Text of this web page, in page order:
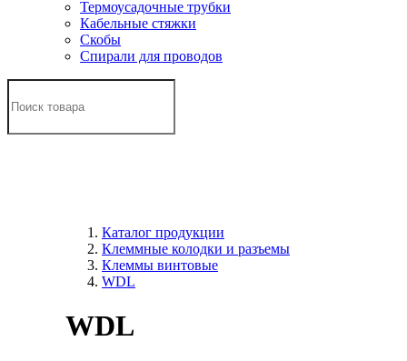
Термоусадочные трубки
Кабельные стяжки
Скобы
Спирали для проводов
Каталог продукции
Клеммные колодки и разъемы
Клеммы винтовые
WDL
WDL